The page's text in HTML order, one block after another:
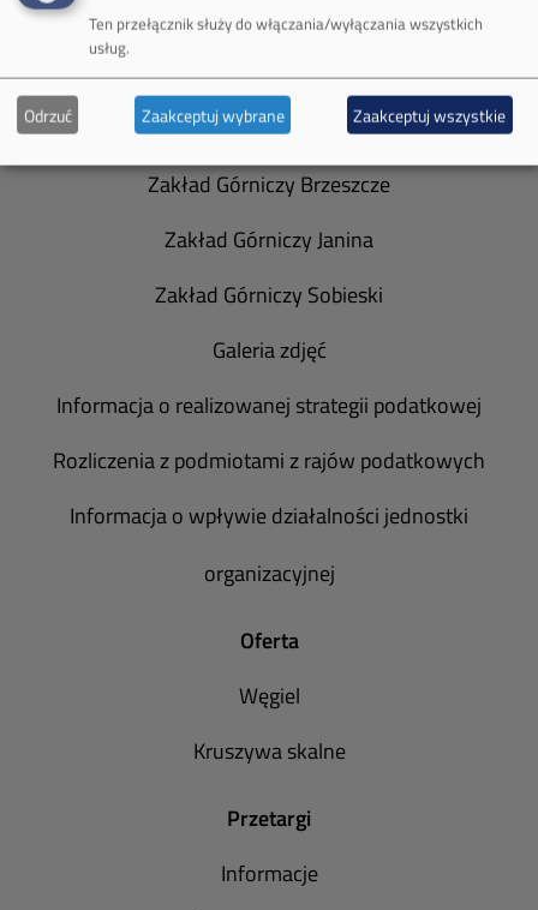
O Firmie
Władze spółki
Spółka Południowy Koncern Węglowy
Zakład Górniczy Brzeszcze
Zakład Górniczy Janina
Zakład Górniczy Sobieski
Galeria zdjęć
Informacja o realizowanej strategii podatkowej
Rozliczenia z podmiotami z rajów podatkowych
Informacja o wpływie działalności jednostki
organizacyjnej
Oferta
Węgiel
Kruszywa skalne
Przetargi
Informacje
Ten przełącznik służy do włączania/wyłączania wszystkich
usług.
Odrzuć Zaakceptuj wybrane Zaakceptuj wszystkie